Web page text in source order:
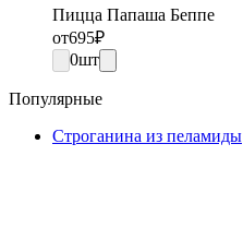
Пицца Папаша Беппе
от695₽
0шт
Популярные
Строганина из пеламиды